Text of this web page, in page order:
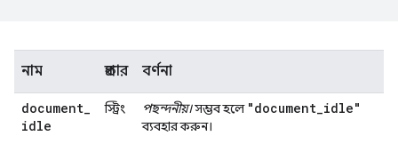
নাম প্রকার বর্ণনা
document_
idle
স্ট্রিং পছন্দনীয়।সম্ভব হলে "document_idle"
ব্যবহার করুন।